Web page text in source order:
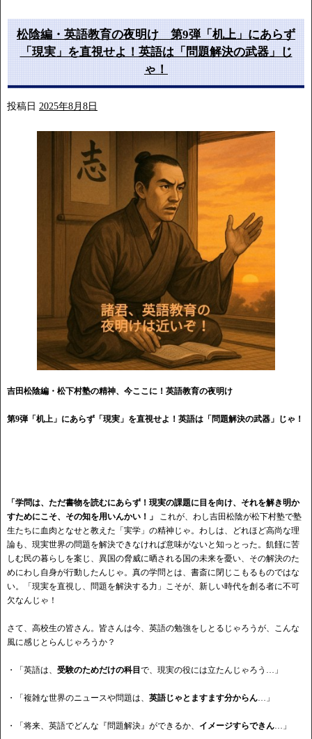
松陰編・英語教育の夜明け 第9弾「机上」にあらず
「現実」を直視せよ！英語は「問題解決の武器」じ
ゃ！
投稿日 2025年8月8日
吉田松陰編・松下村塾の精神、今ここに！英語教育の夜明け
第9弾「机上」にあらず「現実」を直視せよ！英語は「問題解決の武器」じゃ！
「学問は、ただ書物を読むにあらず！現実の課題に目を向け、それを解き明か
すためにこそ、その知を用いんかい！」
これが、わし吉田松陰が松下村塾で塾
生たちに血肉となせと教えた「実学」の精神じゃ。わしは、どれほど高尚な理
論も、現実世界の問題を解決できなければ意味がないと知っとった。飢饉に苦
しむ民の暮らしを案じ、異国の脅威に晒される国の未来を憂い、その解決のた
めにわし自身が行動したんじゃ。真の学問とは、書斎に閉じこもるものではな
い。「現実を直視し、問題を解決する力」こそが、新しい時代を創る者に不可
欠なんじゃ！
さて、高校生の皆さん。皆さんは今、英語の勉強をしとるじゃろうが、こんな
風に感じとらんじゃろうか？
・「英語は、 受験のためだけの科目で、現実の役には立たんじゃろう…」
・「複雑な世界のニュースや問題は、 英語じゃとますます分からん …」
・「将来、英語でどんな『問題解決』ができるか、 イメージすらできん …」